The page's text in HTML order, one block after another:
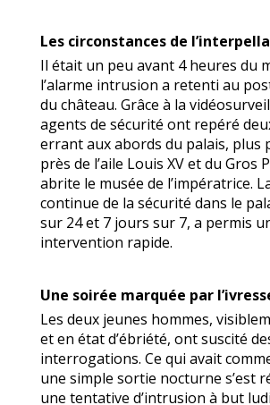
Les circonstances de
Il était un peu avant 4 heures du
l’alarme intrusion a retenti au
du château. Grâce à la
agents de sécurité ont repéré
errant aux abords du palais, plus
près de l’aile Louis XV et du Gros
abrite le musée de l’impératrice.
continue de la sécurité dans le
sur 24 et 7 jours sur 7, a permis
intervention rapide.
Une soirée marquée par
Les deux jeunes hommes,
et en état d’ébriété, ont suscité
interrogations. Ce qui avait
une simple sortie nocturne s’est
une tentative d’intrusion à but